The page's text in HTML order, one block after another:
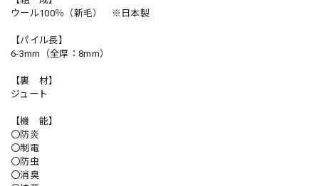
ウール100％（新毛） ※日本製
【パイル長】
6-3mm（全厚：8mm）
【裏 材】
ジュート
【機 能】
〇防炎
〇制電
〇防虫
〇消臭